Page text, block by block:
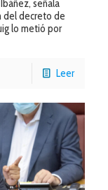
señala
del decreto de
lo metió por
Leer